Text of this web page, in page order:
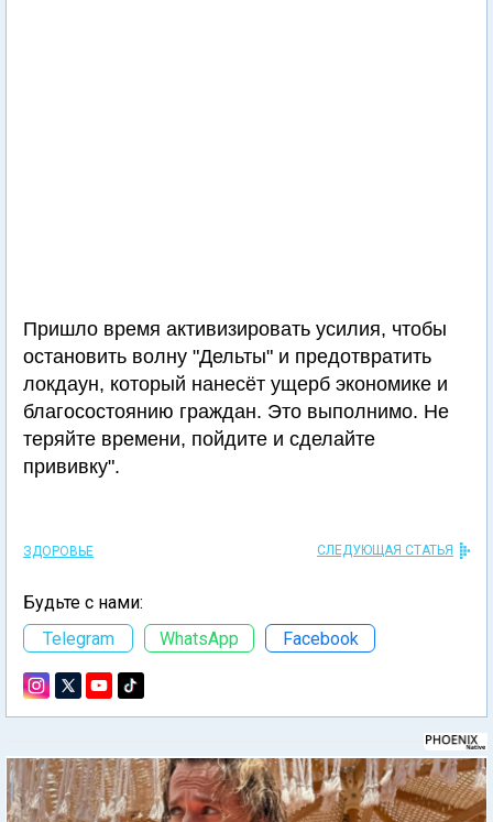
Пришло время активизировать усилия, чтобы
остановить волну "Дельты" и предотвратить
локдаун, который нанесёт ущерб экономике и
благосостоянию граждан. Это выполнимо. Не
теряйте времени, пойдите и сделайте
прививку".
ЗДОРОВЬЕ СЛЕДУЮЩАЯ СТАТЬЯ
Будьте с нами:
Telegram
WhatsApp Facebook